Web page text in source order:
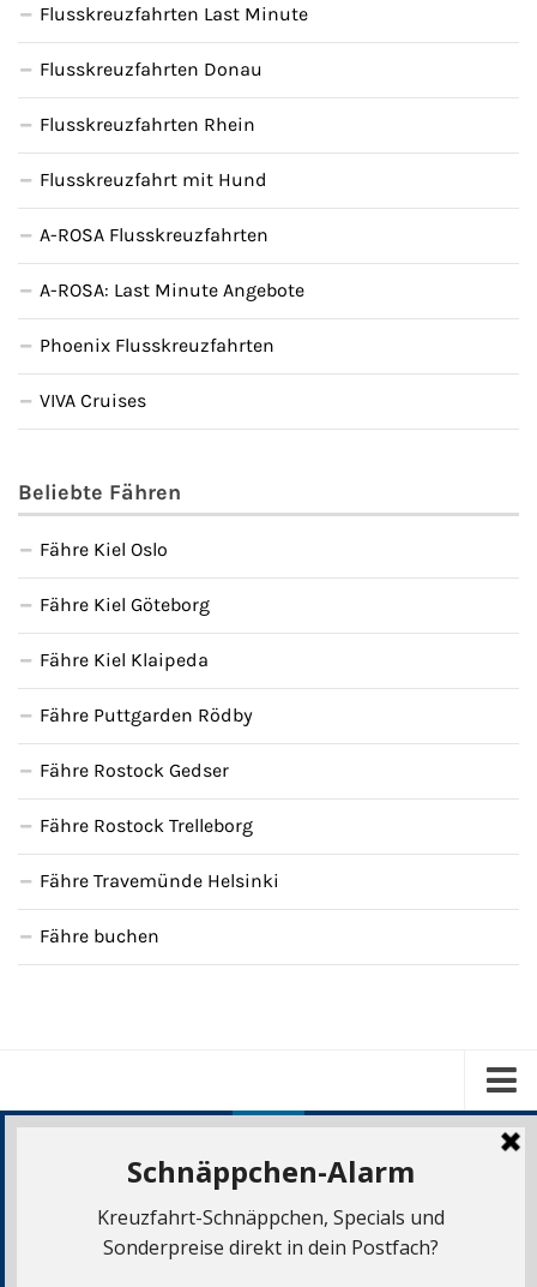
Flusskreuzfahrten Last Minute
Flusskreuzfahrten Donau
Flusskreuzfahrten Rhein
Flusskreuzfahrt mit Hund
A-ROSA Flusskreuzfahrten
A-ROSA: Last Minute Angebote
Phoenix Flusskreuzfahrten
VIVA Cruises
Beliebte Fähren
Fähre Kiel Oslo
Fähre Kiel Göteborg
Fähre Kiel Klaipeda
Fähre Puttgarden Rödby
Fähre Rostock Gedser
Fähre Rostock Trelleborg
Fähre Travemünde Helsinki
Fähre buchen